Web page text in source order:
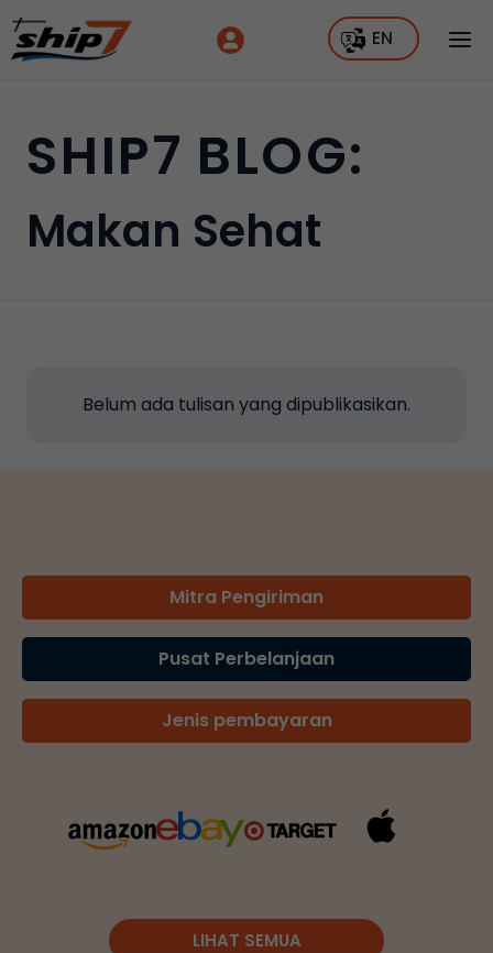
EN
SHIP7 BLOG:
Makan Sehat
Belum ada tulisan yang dipublikasikan.
Mitra Pengiriman
Pusat Perbelanjaan
Jenis pembayaran
LIHAT SEMUA